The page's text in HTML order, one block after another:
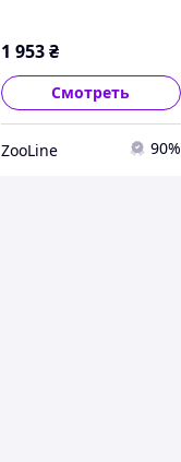
1 953 ₴
Смотреть
ZooLine 90%